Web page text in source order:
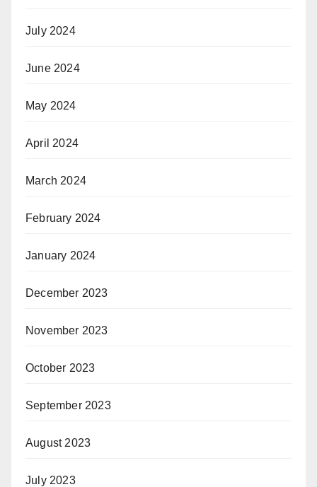
July 2024
June 2024
May 2024
April 2024
March 2024
February 2024
January 2024
December 2023
November 2023
October 2023
September 2023
August 2023
July 2023